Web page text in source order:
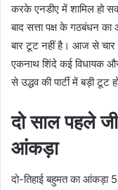
करके एनडीए में शामिल हो
बाद सत्ता पक्ष के गठबंधन
बार टूट नहीं है। आज से
एकनाथ शिंदे कई विधायक
से उद्धव की पार्टी में बड़ी टूट
दो साल पहले
आंकड़ा
दो-तिहाई बहुमत का